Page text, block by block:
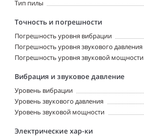
Тип пилы
Точность и погрешности
Погрешность уровня вибрации
Погрешность уровня звукового давления
Погрешность уровня звуковой мощности
Вибрация и звуковое давление
Уровень вибрации
Уровень звукового давления
Уровень звуковой мощности
Электрические хар-ки